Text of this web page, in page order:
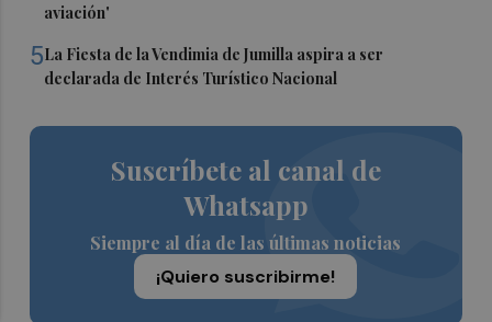
aviación'
5La Fiesta de la Vendimia de Jumilla aspira a ser
declarada de Interés Turístico Nacional
Suscríbete al canal de
Whatsapp
Siempre al día de las últimas noticias
¡Quiero suscribirme!